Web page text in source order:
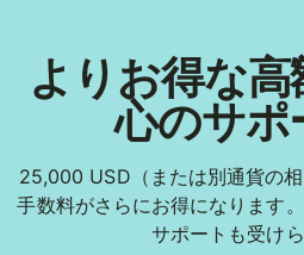
よりお得な
心のサポ
25,000 USD（または別通貨の相
手数料がさらにお得になります
サポートも受けら